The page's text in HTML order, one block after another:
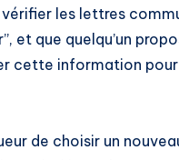
les lettres
et que quelqu’un
cette information
de choisir un